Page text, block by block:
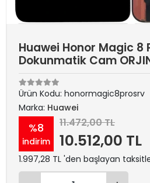
Huawei Honor Magic 8
Dokunmatik Cam
Ürün Kodu: honormagic8prosrv
Marka: Huawei
%8
indirim
11.472,00 TL
10.512,00 TL
1.997,28 TL 'den başlayan